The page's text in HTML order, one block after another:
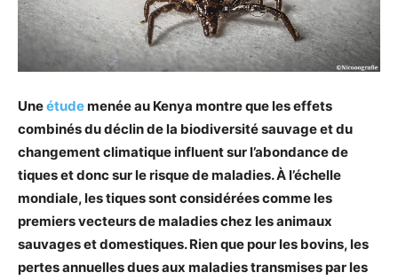
Uneétudemenée au Kenya montre que les effets
combinés du déclin de la biodiversité sauvage et du
changement climatique influent sur l’abondance de
tiques et donc sur le risque de maladies. À l’échelle
mondiale, les tiques sont considérées comme les
premiers vecteurs de maladies chez les animaux
sauvages et domestiques. Rien que pour les bovins, les
pertes annuelles dues aux maladies transmises par les